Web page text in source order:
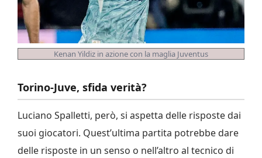
Kenan Yildiz in azione con la maglia Juventus
Torino-Juve, sfida verità?
Luciano Spalletti, però, si aspetta delle risposte dai
suoi giocatori. Quest’ultima partita potrebbe dare
delle risposte in un senso o nell’altro al tecnico di